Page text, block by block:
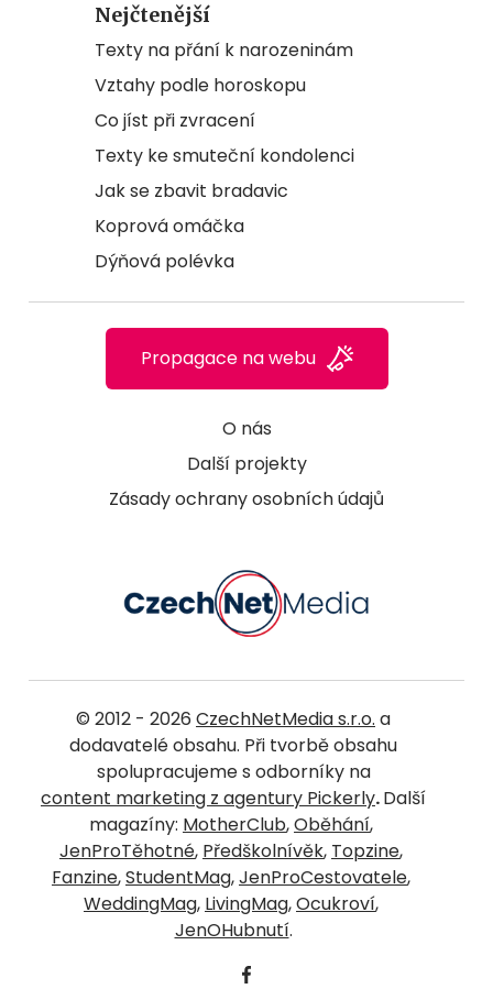
Nejčtenější
Texty na přání k narozeninám
Vztahy podle horoskopu
Co jíst při zvracení
Texty ke smuteční kondolenci
Jak se zbavit bradavic
Koprová omáčka
Dýňová polévka
O nás
Další projekty
Zásady ochrany osobních údajů
Propagace na webu
© 2012 - 2026 CzechNetMedia s.r.o. a
dodavatelé obsahu. Při tvorbě obsahu
spolupracujeme s odborníky na
content marketing z agentury Pickerly.Další
magazíny: MotherClub,Oběhání,
JenProTěhotné, Předškolnívěk, Topzine,
Fanzine,StudentMag,JenProCestovatele,
WeddingMag, LivingMag,Ocukroví,
JenOHubnutí.